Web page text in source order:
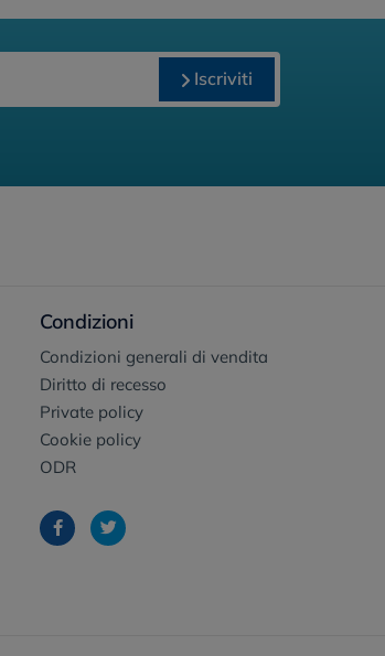
Iscriviti
Condizioni
Condizioni generali di vendita
Diritto di recesso
Private policy
Cookie policy
ODR